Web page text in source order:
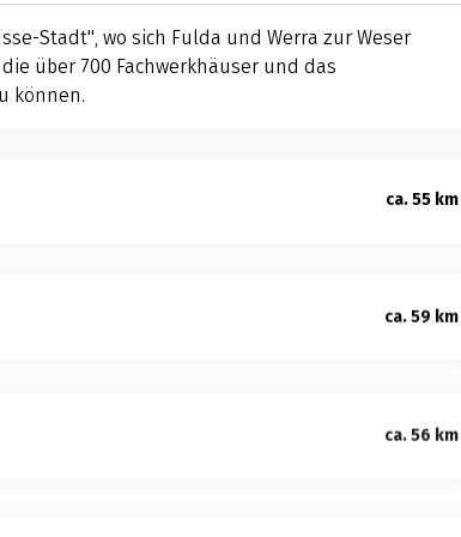
Stadt", wo sich Fulda und Werra zur Weser
über 700 Fachwerkhäuser und das
können.
ca. 55 km
Oberweser mit sehenswertem Mühlen-
darauf entdeckt zu werden.
ca. 59 km
Sie streifen Schloss Fürstenberg,
ehe Sie Kloster Corvey erreichen.
ca. 56 km